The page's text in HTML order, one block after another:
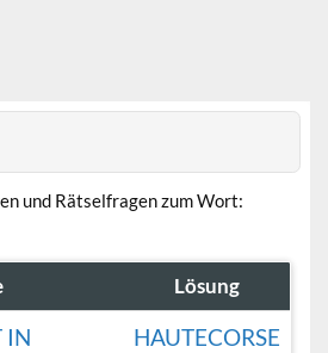
und Rätselfragen zum Wort:
Lösung
IN
HAUTECORSE